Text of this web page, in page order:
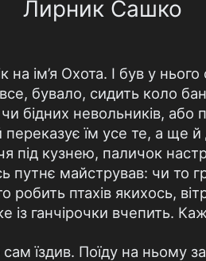
Лирник Сашко
ім’я Охота. І був у
бувало, сидить коло
бідних невольників,
переказує їм усе те, а ще
під кузнею, паличок
путнє майстрував: чи то
робить птахів якихось,
із ганчірочки вчепить.
їздив. Поїду на ньому